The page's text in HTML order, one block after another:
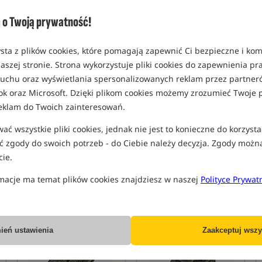
o Twoją prywatność!
z plików cookies, które pomagają zapewnić Ci bezpieczne i
stronie. Strona wykorzystuje pliki cookies do zapewnienia
oraz wyświetlania spersonalizowanych reklam przez
oraz Microsoft. Dzięki plikom cookies możemy zrozumieć Twoje
do Twoich zainteresowań.
wszystkie pliki cookies, jednak nie jest to konieczne do
zgody do swoich potrzeb - do Ciebie należy decyzja. Zgody
ma temat plików cookies znajdziesz w naszej Polityce
ustawienia Zaakceptuj
Trakker Levelite Camo Luna
Fotel karpiowy
694,90PLN
Fotel karpiowy
584,99PLN
obniżką: 584.99
Promocja 5,0